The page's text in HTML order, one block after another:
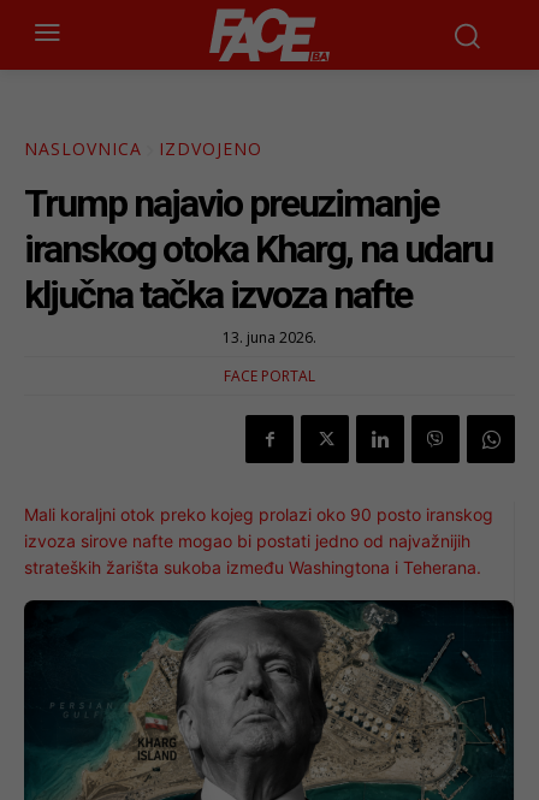
NASLOVNICA IZDVOJENO
Trump najavio preuzimanje
iranskog otoka Kharg, na udaru
ključna tačka izvoza nafte
13. juna 2026.
FACE PORTAL
Mali koraljni otok preko kojeg prolazi oko 90 posto iranskog
izvoza sirove nafte mogao bi postati jedno od najvažnijih
strateških žarišta sukoba između Washingtona i Teherana.